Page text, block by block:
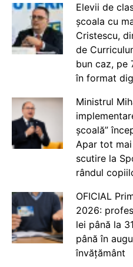
Elevii de
școala cu
Cristescu,
de
bun caz, pe
în format
Ministrul
școală”
Apar tot
scutire la
rândul
OFICIAL
2026:
lei până la
până în
învățământ